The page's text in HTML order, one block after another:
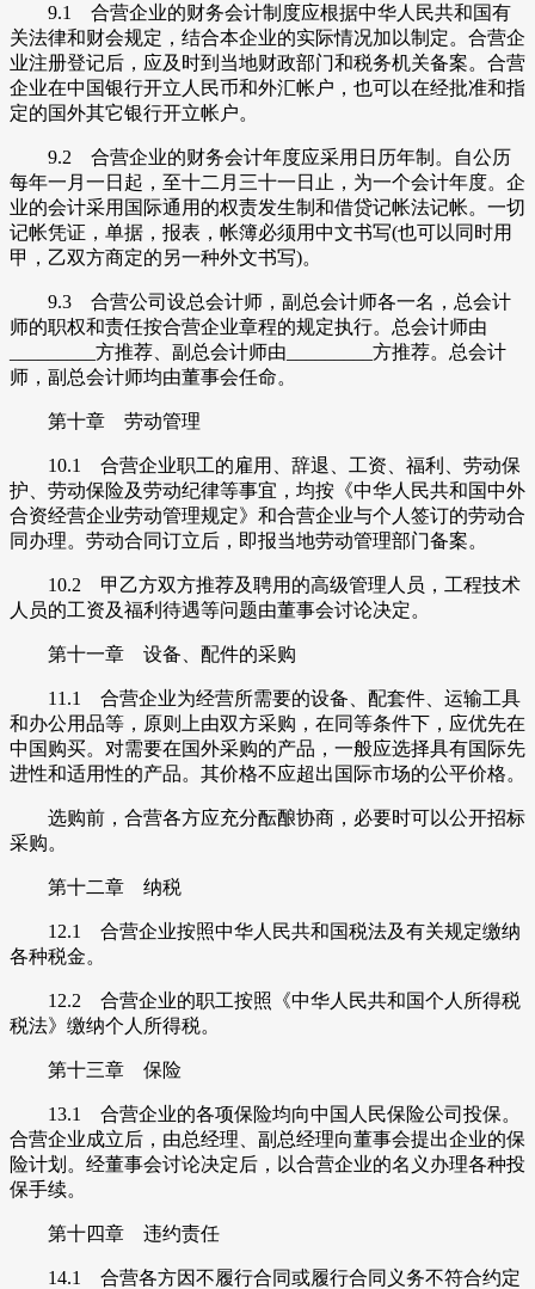
9.1 合营企业的财务会计制度应根据中华人民共和国有
关法律和财会规定，结合本企业的实际情况加以制定。合营企
业注册登记后，应及时到当地财政部门和税务机关备案。合营
企业在中国银行开立人民币和外汇帐户，也可以在经批准和指
定的国外其它银行开立帐户。
9.2 合营企业的财务会计年度应采用日历年制。自公历
每年一月一日起，至十二月三十一日止，为一个会计年度。企
业的会计采用国际通用的权责发生制和借贷记帐法记帐。一切
记帐凭证，单据，报表，帐簿必须用中文书写(也可以同时用
甲，乙双方商定的另一种外文书写)。
9.3 合营公司设总会计师，副总会计师各一名，总会计
师的职权和责任按合营企业章程的规定执行。总会计师由
_________方推荐、副总会计师由_________方推荐。总会计
师，副总会计师均由董事会任命。
第十章 劳动管理
10.1 合营企业职工的雇用、辞退、工资、福利、劳动保
护、劳动保险及劳动纪律等事宜，均按《中华人民共和国中外
合资经营企业劳动管理规定》和合营企业与个人签订的劳动合
同办理。劳动合同订立后，即报当地劳动管理部门备案。
10.2 甲乙方双方推荐及聘用的高级管理人员，工程技术
人员的工资及福利待遇等问题由董事会讨论决定。
第十一章 设备、配件的采购
11.1 合营企业为经营所需要的设备、配套件、运输工具
和办公用品等，原则上由双方采购，在同等条件下，应优先在
中国购买。对需要在国外采购的产品，一般应选择具有国际先
进性和适用性的产品。其价格不应超出国际市场的公平价格。
选购前，合营各方应充分酝酿协商，必要时可以公开招标
采购。
第十二章 纳税
12.1 合营企业按照中华人民共和国税法及有关规定缴纳
各种税金。
12.2 合营企业的职工按照《中华人民共和国个人所得税
税法》缴纳个人所得税。
第十三章 保险
13.1 合营企业的各项保险均向中国人民保险公司投保。
合营企业成立后，由总经理、副总经理向董事会提出企业的保
险计划。经董事会讨论决定后，以合营企业的名义办理各种投
保手续。
第十四章 违约责任
14.1 合营各方因不履行合同或履行合同义务不符合约定